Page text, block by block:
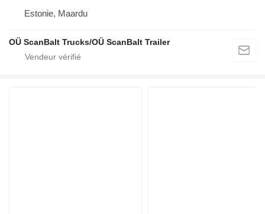
Estonie, Maardu
OÜ ScanBalt Trucks/OÜ ScanBalt Trailer